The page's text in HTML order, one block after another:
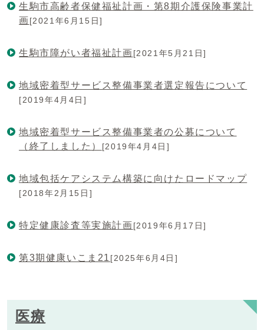
生駒市高齢者保健福祉計画・第8期介護保険事業計
画[2021年6月15日]
生駒市障がい者福祉計画[2021年5月21日]
地域密着型サービス整備事業者選定報告について
[2019年4月4日]
地域密着型サービス整備事業者の公募について
（終了しました）
[2019年4月4日]
地域包括ケアシステム構築に向けたロードマップ
[2018年2月15日]
特定健康診査等実施計画[2019年6月17日]
第3期健康いこま21 [2025年6月4日]
医療